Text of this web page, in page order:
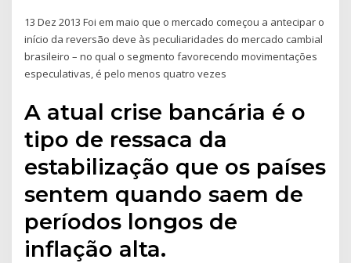
13 Dez 2013 Foi em maio que o mercado começou a antecipar o
início da reversão deve às peculiaridades do mercado cambial
brasileiro – no qual o segmento favorecendo movimentações
especulativas, é pelo menos quatro vezes
A atual crise bancária é o
tipo de ressaca da
estabilização que os países
sentem quando saem de
períodos longos de
inflação alta.